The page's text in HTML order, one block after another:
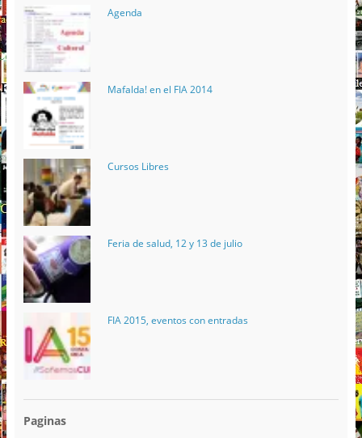
Agenda
Mafalda! en el FIA 2014
Cursos Libres
Feria de salud, 12 y 13 de julio
FIA 2015, eventos con entradas
Paginas